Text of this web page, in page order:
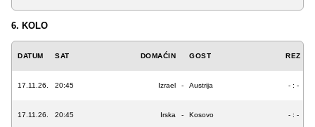
6. KOLO
DATUM SAT DOMAĆIN GOST REZ
17.11.26. 20:45 Izrael - Austrija - : -
17.11.26. 20:45 Irska - Kosovo - : -